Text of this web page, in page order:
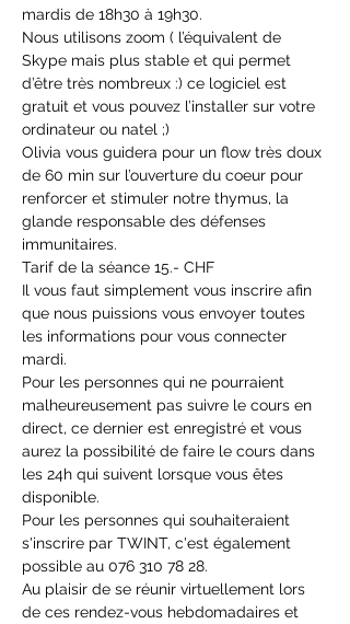
mardis de 18h30 à 19h30.
Nous utilisons zoom ( l’équivalent de
Skype mais plus stable et qui permet
d’être très nombreux :) ce logiciel est
gratuit et vous pouvez l’installer sur votre
ordinateur ou natel ;)
Olivia vous guidera pour un flow très doux
de 60 min sur l’ouverture du coeur pour
renforcer et stimuler notre thymus, la
glande responsable des défenses
immunitaires.
Tarif de la séance 15.- CHF
Il vous faut simplement vous inscrire afin
que nous puissions vous envoyer toutes
les informations pour vous connecter
mardi.
Pour les personnes qui ne pourraient
malheureusement pas suivre le cours en
direct, ce dernier est enregistré et vous
aurez la possibilité de faire le cours dans
les 24h qui suivent lorsque vous êtes
disponible.
Pour les personnes qui souhaiteraient
s'inscrire par TWINT, c'est également
possible au 076 310 78 28.
Au plaisir de se réunir virtuellement lors
de ces rendez-vous hebdomadaires et